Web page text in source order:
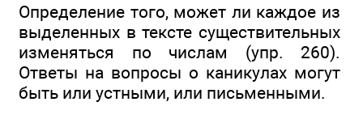
Определение того, может ли каждое из
выделенных в тексте существительных
изменяться по числам (упр. 260).
Ответы на вопросы о каникулах могут
быть или устными, или письменными.